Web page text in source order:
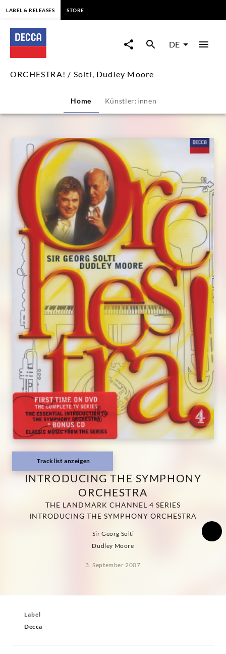
ORCHESTRA!
Solti,
Moore
Decca
Classics
LABEL & RELEASES STORE
DE
ORCHESTRA! / Solti, Dudley Moore
Home Künstler:innen
Tracklist anzeigen
INTRODUCING THE SYMPHONY
ORCHESTRA
THE LANDMARK CHANNEL 4 SERIES
INTRODUCING THE SYMPHONY ORCHESTRA
Sir Georg Solti
Dudley Moore
3. September 2007
Label
Decca